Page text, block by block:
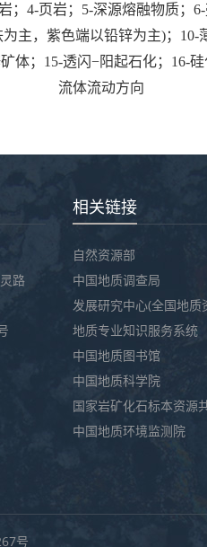
；4-页岩；5-深源熔融物质；
主，紫色端以铅锌为主)；
体；15-透闪−阳起石化；16-
流体流动方向
路
相关链接
自然资源部
中国地质调查局
发展研究中心(全国地质
地质专业知识服务系统
中国地质图书馆
中国地质科学院
国家岩矿化石标本资源
中国地质环境监测院
号